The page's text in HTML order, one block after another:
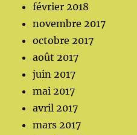
février 2018
novembre 2017
octobre 2017
août 2017
juin 2017
mai 2017
avril 2017
mars 2017